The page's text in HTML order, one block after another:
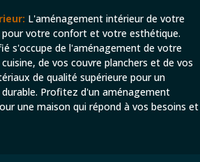
L'aménagement intérieur de votre
votre confort et votre esthétique.
s'occupe de l'aménagement de votre
de vos couvre planchers et de vos
de qualité supérieure pour un
Profitez d'un aménagement
une maison qui répond à vos besoins et